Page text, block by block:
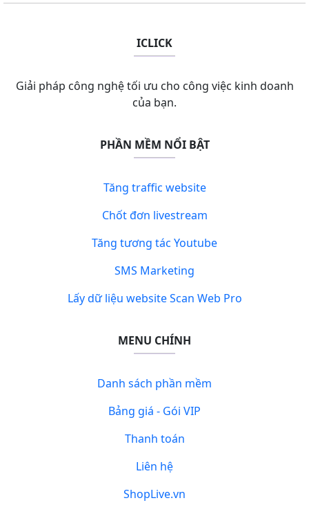
ICLICK
Giải pháp công nghệ tối ưu cho công việc kinh doanh
của bạn.
PHẦN MỀM NỔI BẬT
Tăng traffic website
Chốt đơn livestream
Tăng tương tác Youtube
SMS Marketing
Lấy dữ liệu website Scan Web Pro
MENU CHÍNH
Danh sách phần mềm
Bảng giá - Gói VIP
Thanh toán
Liên hệ
ShopLive.vn